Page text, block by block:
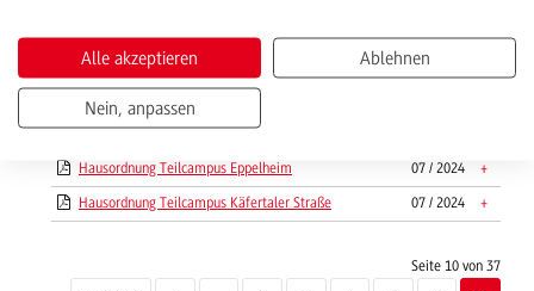
Gesundheits- und Pflegewisssenschaften
Häufig gestellte Fragen in RSW-Accounting
& Controlling
07 / 2019 +
Hausordnung Campus Neuostheim
Hausordnung Teilcampus Eppelheim 07 / 2024 +
Hausordnung Teilcampus Käfertaler Straße 07 / 2024 +
Seite 10 von 37
Alle akzeptieren Ablehnen
Nein, anpassen